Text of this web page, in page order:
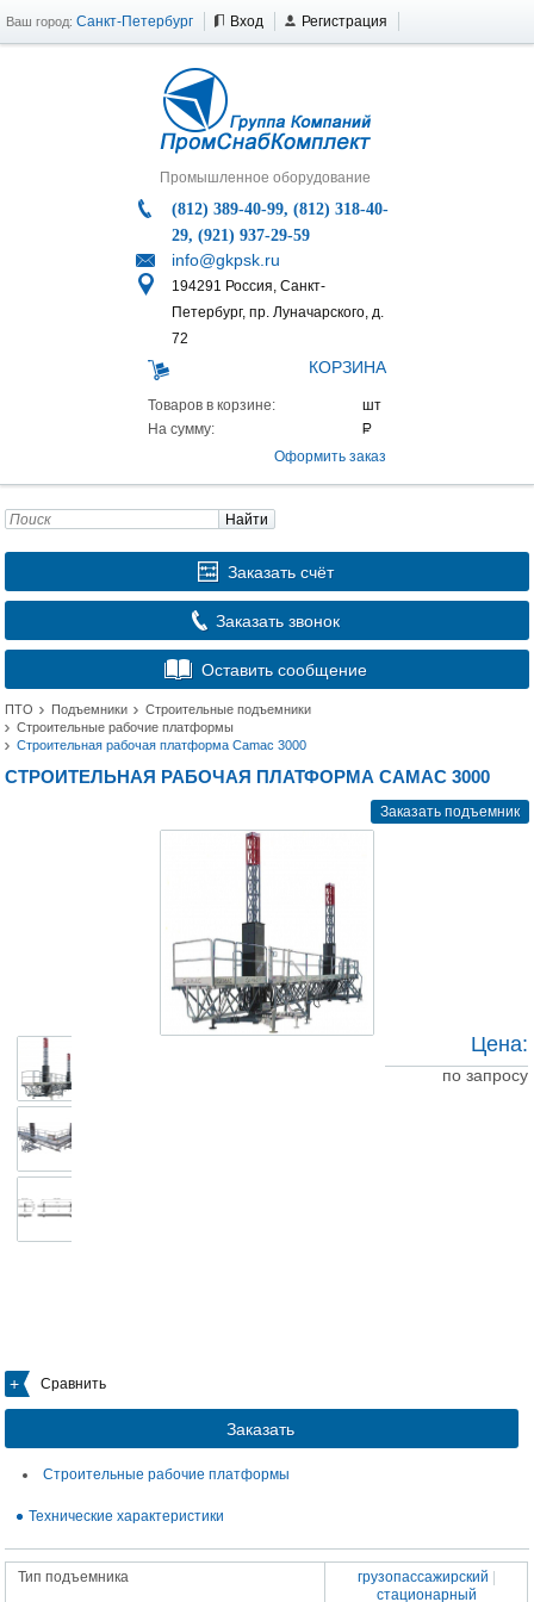
Ваш город: Санкт-Петербург Вход Регистрация
Промышленное оборудование
(812) 389-40-99, (812) 318-40-
29, (921) 937-29-59
info@gkpsk.ru
194291 Россия, Санкт-
Петербург, пр. Луначарского, д.
72
КОРЗИНА
Товаров в корзине:
На сумму:
Оформить заказ
Найти
Заказать счёт
Заказать звонок
Оставить сообщение
ПТО Подъемники
Строительные подъемники
Строительные рабочие платформы
Строительная рабочая платформа Camac 3000
СТРОИТЕЛЬНАЯ РАБОЧАЯ ПЛАТФОРМА CAMAC 3000
Заказать подъемник
Сравнить
Заказать
Цена:
по запросу
Строительные рабочие платформы
Технические характеристики
Тип подъемника грузопассажирский
стационарный